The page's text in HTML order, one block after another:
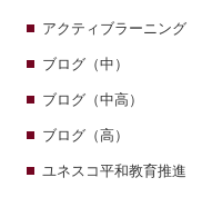
アクティブラーニング
ブログ（中）
ブログ（中高）
ブログ（高）
ユネスコ平和教育推進